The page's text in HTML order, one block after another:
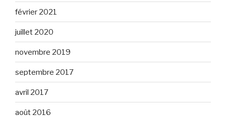
février 2021
juillet 2020
novembre 2019
septembre 2017
avril 2017
août 2016